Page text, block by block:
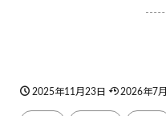
2025年11月23日 2026年7